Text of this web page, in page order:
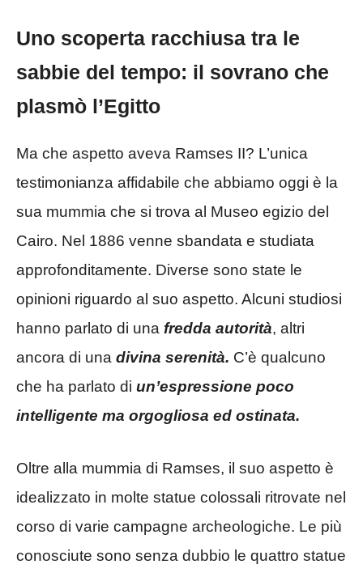
Uno scoperta racchiusa tra le
sabbie del tempo: il sovrano che
plasmò l’Egitto
Ma che aspetto aveva Ramses II? L’unica
testimonianza affidabile che abbiamo oggi è la
sua mummia che si trova al Museo egizio del
Cairo. Nel 1886 venne sbandata e studiata
approfonditamente. Diverse sono state le
opinioni riguardo al suo aspetto. Alcuni studiosi
hanno parlato di una fredda autorità, altri
ancora di una divina serenità. C’è qualcuno
che ha parlato di un’espressione poco
intelligente ma orgogliosa ed ostinata.
Oltre alla mummia di Ramses, il suo aspetto è
idealizzato in molte statue colossali ritrovate nel
corso di varie campagne archeologiche. Le più
conosciute sono senza dubbio le quattro statue